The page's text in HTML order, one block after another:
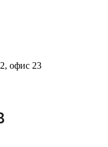
офис 23